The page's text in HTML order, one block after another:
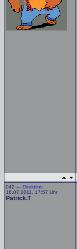
042 — Direktlink
16.07.2011, 17:57 Uhr
Patrick.T